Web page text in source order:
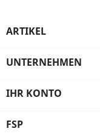
ARTIKEL
UNTERNEHMEN
IHR KONTO
FSP